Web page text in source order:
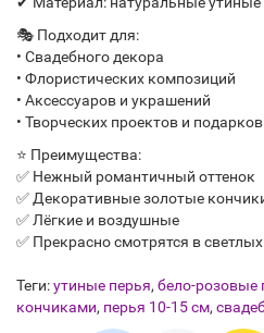
🎭 Подходит для:
• Свадебного декора
• Флористических композиций
• Аксессуаров и украшений
• Творческих проектов и подарков
⭐ Преимущества:
✅ Нежный романтичный оттенок
✅ Декоративные золотые
✅ Лёгкие и воздушные
✅ Прекрасно смотрятся в
Теги:утиные перья, бело-розовые
кончиками, перья 10-15 см,